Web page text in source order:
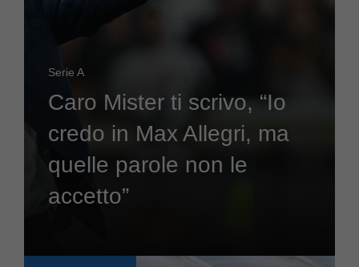
Serie A
Caro Mister ti scrivo, “Io
credo in Max Allegri, ma
quelle parole non le
accetto”